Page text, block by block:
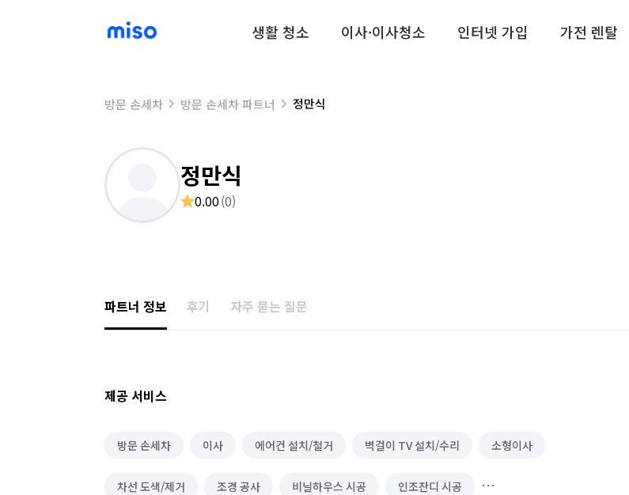
생활 청소 이사·이사청소 인터넷 가입 가전 렌탈
방문 손세차 방문 손세차 파트너 정만식
정만식
0.00(0)
파트너 정보 후기 자주 묻는 질문
제공 서비스
방문 손세차 이사 에어컨 설치/철거 벽걸이 TV 설치/수리 소형이사
차선 도색/제거 조경 공사 비닐하우스 시공 인조잔디 시공